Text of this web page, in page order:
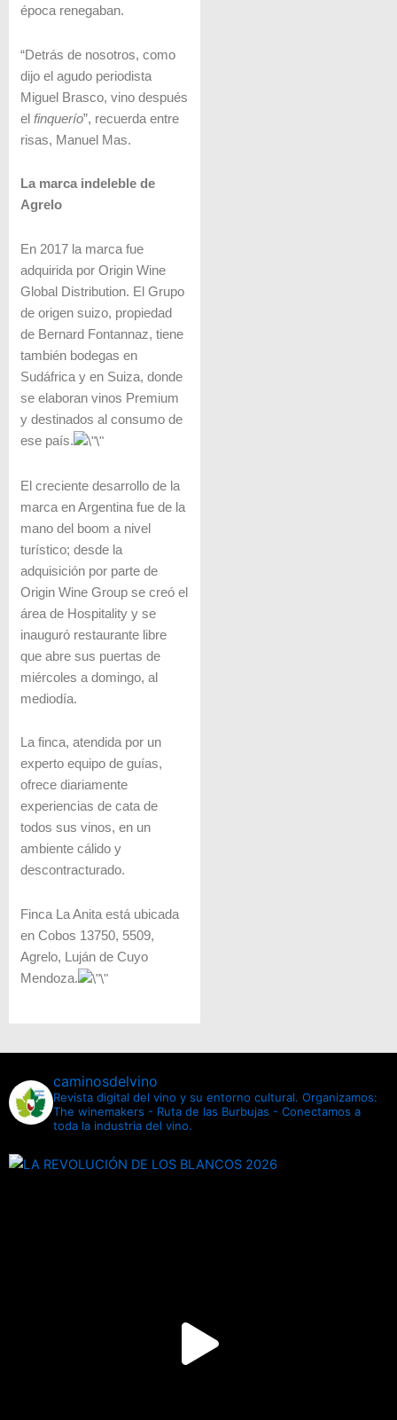
época renegaban.
“Detrás de nosotros, como
dijo el agudo periodista
Miguel Brasco, vino después
el finquerío”, recuerda entre
risas, Manuel Mas.
La marca indeleble de
Agrelo
En 2017 la marca fue
adquirida por Origin Wine
Global Distribution. El Grupo
de origen suizo, propiedad
de Bernard Fontannaz, tiene
también bodegas en
Sudáfrica y en Suiza, donde
se elaboran vinos Premium
y destinados al consumo de
ese país.
El creciente desarrollo de la
marca en Argentina fue de la
mano del boom a nivel
turístico; desde la
adquisición por parte de
Origin Wine Group se creó el
área de Hospitality y se
inauguró restaurante libre
que abre sus puertas de
miércoles a domingo, al
mediodía.
La finca, atendida por un
experto equipo de guías,
ofrece diariamente
experiencias de cata de
todos sus vinos, en un
ambiente cálido y
descontracturado.
Finca La Anita está ubicada
en Cobos 13750, 5509,
Agrelo, Luján de Cuyo
Mendoza.
caminosdelvino
Revista digital del vino y su entorno cultural. Organizamos:
The winemakers - Ruta de las Burbujas - Conectamos a
toda la industria del vino.